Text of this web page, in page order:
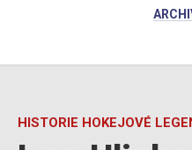
HISTORIE HOKEJOVÉ